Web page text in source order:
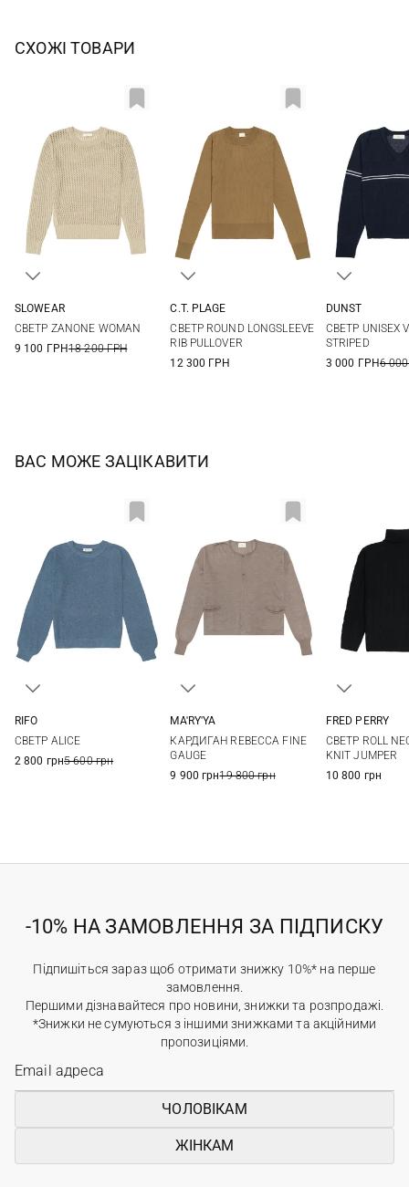
СХОЖІ ТОВАРИ
SLOWEAR
СВЕТР ZANONE WOMAN
9 100 ГРН18 200 ГРН
C.T. PLAGE
СВЕТР ROUND LONGSLEEVE
RIB PULLOVER
12 300 ГРН
DUNST
СВЕТР UNISEX
STRIPED
3 000 ГРН6
ВАС МОЖЕ ЗАЦІКАВИТИ
RIFO
СВЕТР ALICE
2 800 грн5 600 грн
MA'RY'YA
КАРДИГАН REBECCA FINE
GAUGE
9 900 грн19 800 грн
FRED PERRY
СВЕТР ROLL
KNIT JUMPER
10 800 грн
-10% НА ЗАМОВЛЕННЯ ЗА ПІДПИСКУ
Підпишіться зараз щоб отримати знижку 10%* на перше
замовлення.
Першими дізнавайтеся про новини, знижки та розпродажі.
*Знижки не сумуються з іншими знижками та акційними
пропозиціями.
ЧОЛОВІКАМ
ЖІНКАМ